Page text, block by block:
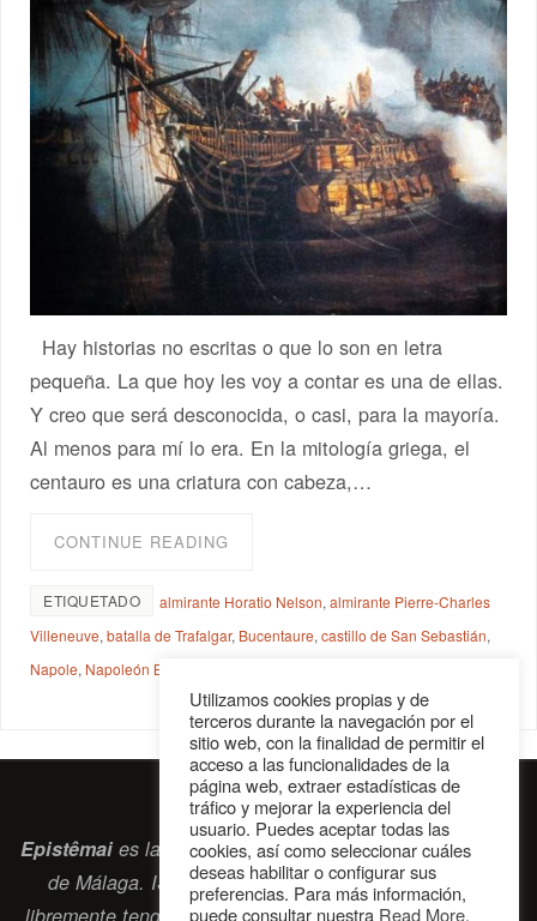
Hay historias no escritas o que lo son en letra
pequeña. La que hoy les voy a contar es una de ellas.
Y creo que será desconocida, o casi, para la mayoría.
Al menos para mí lo era. En la mitología griega, el
centauro es una criatura con cabeza,…
CONTINUE READING
ETIQUETADO almirante Horatio Nelson,almirante Pierre-Charles
Villeneuve,batalla de Trafalgar, Bucentaure,castillo de San Sebastián,
Napole, Napoleón Bonaparte
Epistêmaies la revista digital de la Sociedad Erasmiana
de Málaga. ISSN 2697-2468. Bienvenidos cuantos
Utilizamos cookies propias y de
terceros durante la navegación por el
sitio web, con la finalidad de permitir el
acceso a las funcionalidades de la
página web, extraer estadísticas de
tráfico y mejorar la experiencia del
usuario. Puedes aceptar todas las
cookies, así como seleccionar cuáles
deseas habilitar o configurar sus
preferencias. Para más información,
puede consultar nuestra Read More.